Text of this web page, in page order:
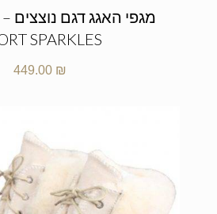
SPARKLES
449.00 ₪